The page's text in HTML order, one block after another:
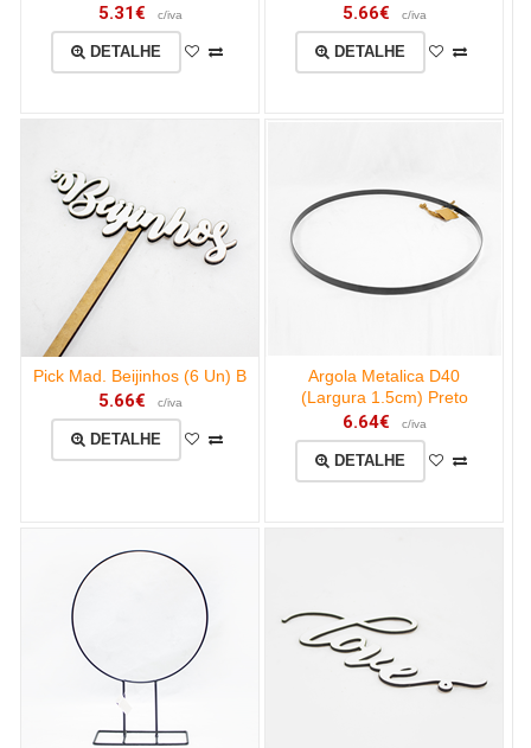
5.31€ c/iva
DETALHE
5.66€ c/iva
DETALHE
Pick Mad. Beijinhos (6 Un) B
5.66€ c/iva
DETALHE
Argola Metalica D40
(Largura 1.5cm) Preto
6.64€ c/iva
DETALHE